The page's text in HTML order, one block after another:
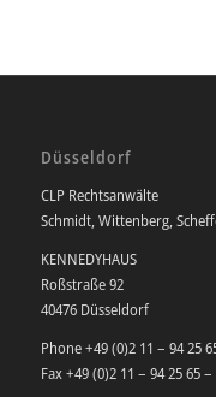
Düsseldorf
CLP Rechtsanwälte
Schmidt, Wittenberg,
KENNEDYHAUS
Roßstraße 92
40476 Düsseldorf
Phone +49 (0)2 11 – 94 25
Fax +49 (0)2 11 – 94 25 65 –